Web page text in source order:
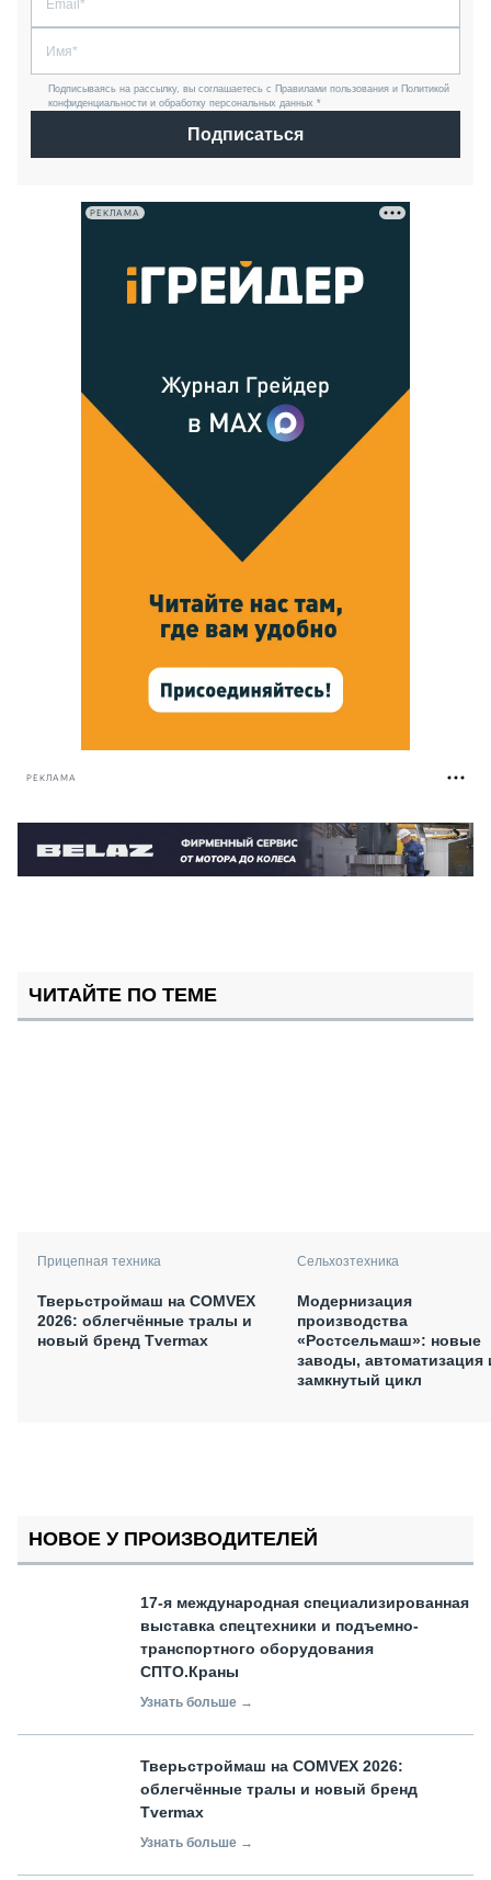
Подписываясь на рассылку, вы соглашаетесь с Правилами пользования и Политикой
конфиденциальности и обработку персональных данных *
Подписаться
РЕКЛАМА
РЕКЛАМА
ЧИТАЙТЕ ПО ТЕМЕ
Прицепная техника
Тверьстроймаш на COMVEX
2026: облегчённые тралы и
новый бренд Tvermax
Сельхозтехника
Модернизация
производства
«Ростсельмаш»: новые
заводы, автоматизация
замкнутый цикл
НОВОЕ У ПРОИЗВОДИТЕЛЕЙ
17-я международная специализированная
выставка спецтехники и подъемно-
транспортного оборудования
СПТО.Краны
Узнать больше →
Тверьстроймаш на COMVEX 2026:
облегчённые тралы и новый бренд
Tvermax
Узнать больше →